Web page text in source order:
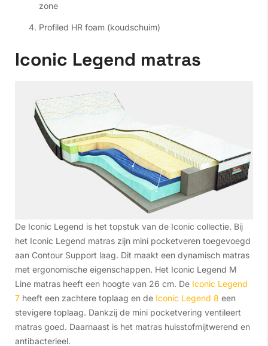
zone
Profiled HR foam (koudschuim)
Iconic Legend matras
De Iconic Legend is het topstuk van de Iconic collectie. Bij
het Iconic Legend matras zijn mini pocketveren toegevoegd
aan Contour Support laag. Dit maakt een dynamisch matras
met ergonomische eigenschappen. Het Iconic Legend M
Line matras heeft een hoogte van 26 cm. De Iconic Legend
7 heeft een zachtere toplaag en de Iconic Legend 8 een
stevigere toplaag. Dankzij de mini pocketvering ventileert
matras goed. Daarnaast is het matras huisstofmijtwerend en
antibacterieel.